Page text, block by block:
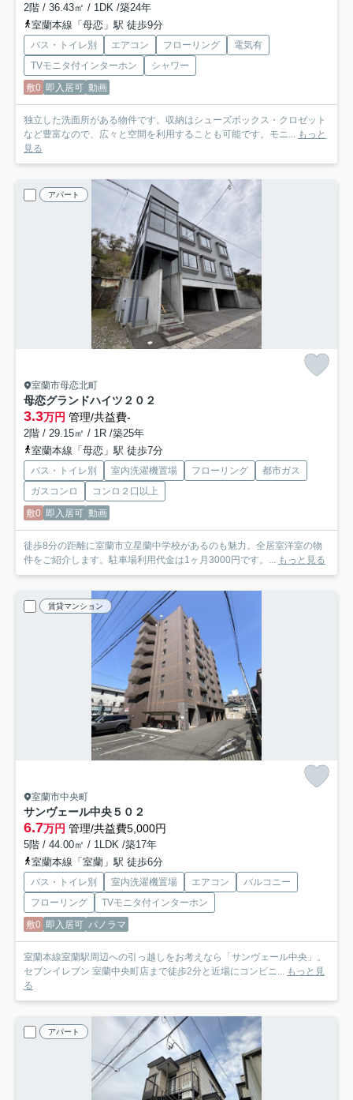
2階 / 36.43㎡ / 1DK /築24年
室蘭本線「母恋」駅 徒歩9分
バス・トイレ別 エアコン フローリング
電気有
TVモニタ付インターホン
シャワー
敷0 即入居可 動画
独立した洗面所がある物件です。収納はシューズボックス・クロゼット
など豊富なので、広々と空間を利用することも可能です。モニ... もっと
見る
アパート
室蘭市母恋北町
母恋グランドハイツ ２０２
3.3万円 管理/共益費-
2階 / 29.15㎡ / 1R /築25年
室蘭本線「母恋」駅 徒歩7分
バス・トイレ別 室内洗濯機置場 フローリング
都市ガス
ガスコンロ
コンロ２口以上
敷0 即入居可 動画
徒歩8分の距離に室蘭市立星蘭中学校があるのも魅力。全居室洋室の物
件をご紹介します。駐車場利用代金は1ヶ月3000円です。... もっと見る
賃貸マンション
室蘭市中央町
サンヴェール中央５０２
6.7万円 管理/共益費5,000円
5階 / 44.00㎡ / 1LDK /築17年
室蘭本線「室蘭」駅 徒歩6分
バス・トイレ別 室内洗濯機置場 エアコン
バルコニー
フローリング
TVモニタ付インターホン
敷0 即入居可 パノラマ
室蘭本線室蘭駅周辺への引っ越しをお考えなら「サンヴェール中央」。
セブンイレブン 室蘭中央町店まで徒歩2分と近場にコンビニ... もっと見
る
アパート